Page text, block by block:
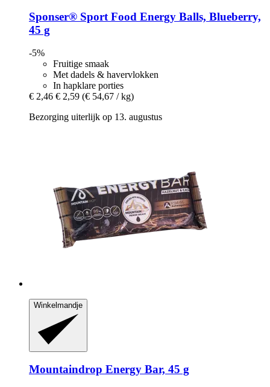
Sponser® Sport Food Energy Balls, Blueberry,
45 g
-5%
Fruitige smaak
Met dadels & havervlokken
In hapklare porties
€ 2,46 € 2,59 (€ 54,67 / kg)
Bezorging uiterlijk op 13. augustus
Winkelmandje
Mountaindrop Energy Bar, 45 g